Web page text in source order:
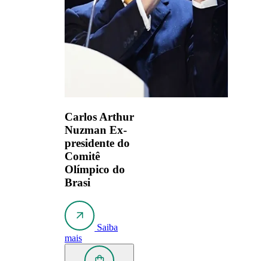
Carlos Arthur
Nuzman Ex-
presidente do
Comitê
Olímpico do
Brasi
Saiba
mais